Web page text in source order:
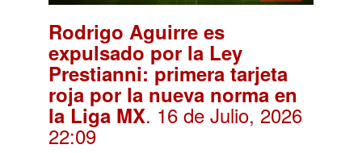
Rodrigo Aguirre es
expulsado por la Ley
Prestianni: primera tarjeta
roja por la nueva norma en
la Liga MX. 16 de Julio, 2026
22:09